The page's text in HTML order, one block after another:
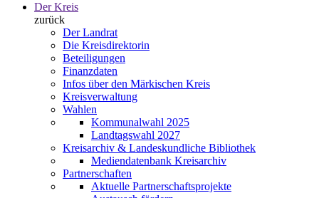
Der Kreis
zurück
Der Landrat
Die Kreisdirektorin
Beteiligungen
Finanzdaten
Infos über den Märkischen Kreis
Kreisverwaltung
Wahlen
Kommunalwahl 2025
Landtagswahl 2027
Kreisarchiv & Landeskundliche Bibliothek
Mediendatenbank Kreisarchiv
Partnerschaften
Aktuelle Partnerschaftsprojekte